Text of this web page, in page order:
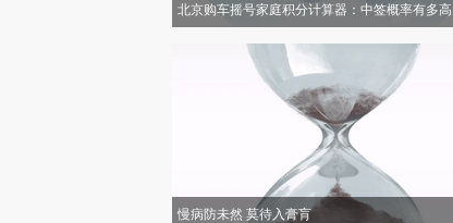
北京购车摇号家庭积分计算器：中签概率有多高
慢病防未然 莫待入膏肓